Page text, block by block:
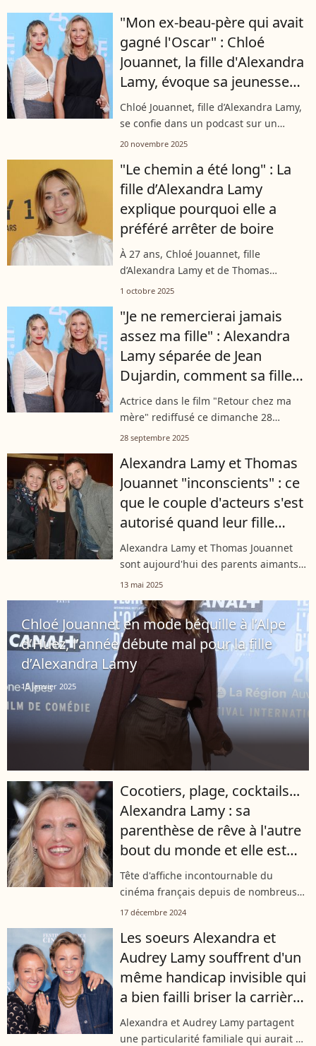
beau-père, la jeune femme avait
trouvé...
"Mon ex-beau-père qui avait
gagné l'Oscar" : Chloé
Jouannet, la fille d'Alexandra
Lamy, évoque sa jeunesse
entourée de Jean Dujardin
Chloé Jouannet, fille d’Alexandra Lamy,
se confie dans un podcast sur un
souvenir marquant de son adolescence
plus particulièrement à l'Oscar...
20 novembre 2025
"Le chemin a été long" : La
fille d’Alexandra Lamy
explique pourquoi elle a
préféré arrêter de boire
À 27 ans, Chloé Jouannet, fille
d’Alexandra Lamy et de Thomas
Jouannet, s’est livrée sans détour dans
sur sa décision d’arrêter l’alcool, un
choix...
1 octobre 2025
"Je ne remercierai jamais
assez ma fille" : Alexandra
Lamy séparée de Jean
Dujardin, comment sa fille
Chloé Jouannet l'a sauvée
Actrice dans le film "Retour chez ma
mère" rediffusé ce dimanche 28
septembre 2025 sur TF1, Alexandra
lorsqu'elle s'est séparée de Jean
Dujardin...
28 septembre 2025
Alexandra Lamy et Thomas
Jouannet "inconscients" : ce
que le couple d'acteurs s'est
autorisé quand leur fille
Chloé était bébé
Alexandra Lamy et Thomas Jouannet
sont aujourd'hui des parents aimants
et présents pour leur fille Chloé. Ils
par le passé fait preuve d'un certain...
13 mai 2025
Chloé Jouannet en mode béquille à l’Alpe
d’Huez, l’année débute mal pour la fille
d’Alexandra Lamy
15 janvier 2025
Cocotiers, plage, cocktails...
Alexandra Lamy : sa
parenthèse de rêve à l'autre
bout du monde et elle est
très bien entourée !
Tête d'affiche incontournable du
cinéma français depuis de nombreuses
années, Alexandra Lamy a récemment
planète, comme elle l'a dévoilé dans...
17 décembre 2024
Les soeurs Alexandra et
Audrey Lamy souffrent d'un
même handicap invisible qui
a bien failli briser la carrière
de l'une d'elles
Alexandra et Audrey Lamy partagent
une particularité familiale qui aurait pu